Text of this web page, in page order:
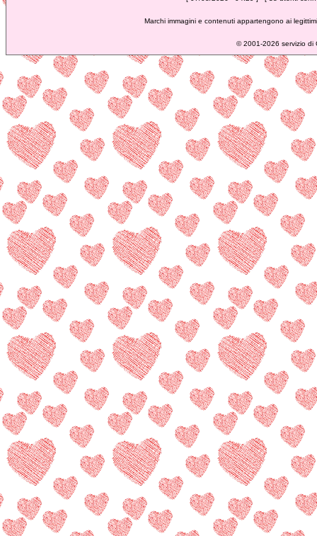
Marchi immagini e contenuti appartengono ai
©2001-2026 servizio di